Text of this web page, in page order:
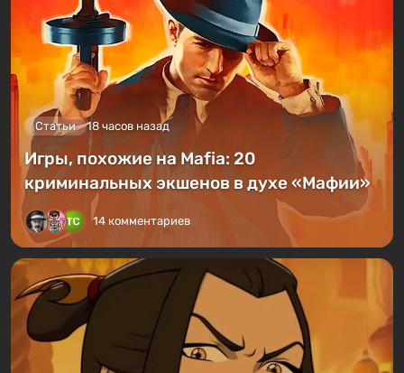
Статьи 18 часов назад
Игры, похожие на Mafia: 20
криминальных экшенов в духе «Мафии»
14 комментариев